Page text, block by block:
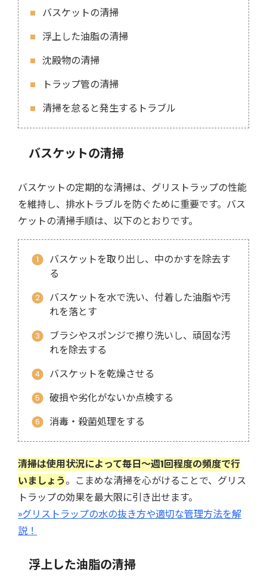
バスケットの清掃
浮上した油脂の清掃
沈殿物の清掃
トラップ管の清掃
清掃を怠ると発生するトラブル
バスケットの清掃
バスケットの定期的な清掃は、グリストラップの性能
を維持し、排水トラブルを防ぐために重要です。バス
ケットの清掃手順は、以下のとおりです。
バスケットを取り出し、中のかすを除去す
る
バスケットを水で洗い、付着した油脂や汚
れを落とす
ブラシやスポンジで擦り洗いし、頑固な汚
れを除去する
バスケットを乾燥させる
破損や劣化がないか点検する
消毒・殺菌処理をする
清掃は使用状況によって毎日～週1回程度の頻度で行
いましょう。こまめな清掃を心がけることで、グリス
トラップの効果を最大限に引き出せます。
»グリストラップの水の抜き方や適切な管理方法を解
説！
浮上した油脂の清掃